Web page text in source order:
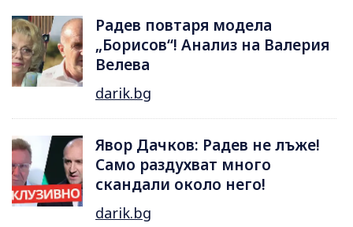
Радев повтаря модела
„Борисов“! Анализ на Валерия
Велева
darik.bg
Явор Дачков: Радев не лъже!
Само раздухват много
скандали около него!
darik.bg